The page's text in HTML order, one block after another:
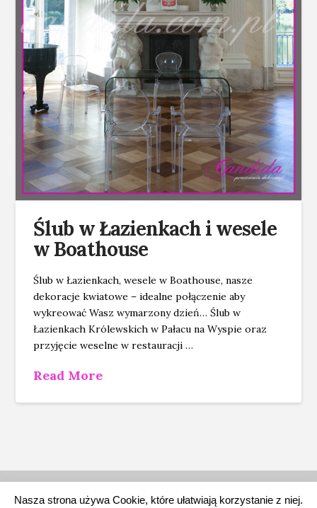
Ślub w Łazienkach i wesele
w Boathouse
Ślub w Łazienkach, wesele w Boathouse, nasze
dekoracje kwiatowe – idealne połączenie aby
wykreować Wasz wymarzony dzień… Ślub w
Łazienkach Królewskich w Pałacu na Wyspie oraz
przyjęcie weselne w restauracji …
Read More
ŚLUB W PLENERZE
Nasza strona używa Cookie, które ułatwiają korzystanie z niej.